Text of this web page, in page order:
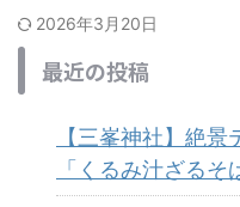
2026年3月20日
最近の投稿
【三峯神社】絶
「くるみ汁ざるそ